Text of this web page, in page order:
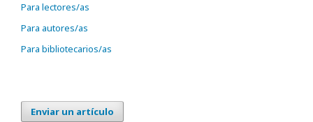
Para lectores/as
Para autores/as
Para bibliotecarios/as
Enviar un artículo